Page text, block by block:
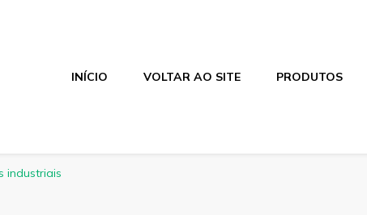
INÍCIO VOLTAR AO SITE PRODUTOS
industriais